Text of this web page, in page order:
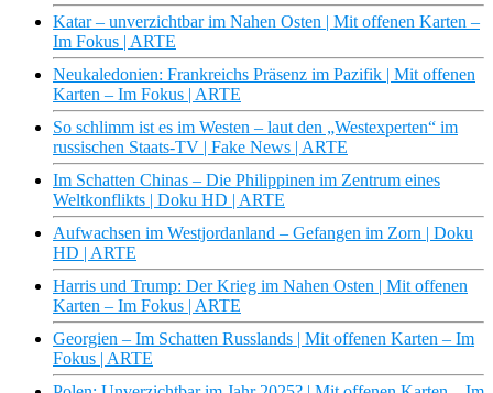
Katar – unverzichtbar im Nahen Osten | Mit offenen Karten –
Im Fokus | ARTE
Neukaledonien: Frankreichs Präsenz im Pazifik | Mit offenen
Karten – Im Fokus | ARTE
So schlimm ist es im Westen – laut den „Westexperten“ im
russischen Staats-TV | Fake News | ARTE
Im Schatten Chinas – Die Philippinen im Zentrum eines
Weltkonflikts | Doku HD | ARTE
Aufwachsen im Westjordanland – Gefangen im Zorn | Doku
HD | ARTE
Harris und Trump: Der Krieg im Nahen Osten | Mit offenen
Karten – Im Fokus | ARTE
Georgien – Im Schatten Russlands | Mit offenen Karten – Im
Fokus | ARTE